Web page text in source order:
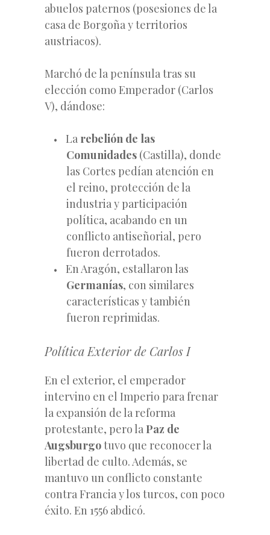
abuelos paternos (posesiones de la
casa de Borgoña y territorios
austriacos).
Marchó de la península tras su
elección como Emperador (Carlos
V), dándose:
La rebelión de las
Comunidades (Castilla), donde
las Cortes pedían atención en
el reino, protección de la
industria y participación
política, acabando en un
conflicto antiseñorial, pero
fueron derrotados.
En Aragón, estallaron las
Germanías, con similares
características y también
fueron reprimidas.
Política Exterior de Carlos I
En el exterior, el emperador
intervino en el Imperio para frenar
la expansión de la reforma
protestante, pero la Paz de
Augsburgotuvo que reconocer la
libertad de culto. Además, se
mantuvo un conflicto constante
contra Francia y los turcos, con poco
éxito. En 1556 abdicó.